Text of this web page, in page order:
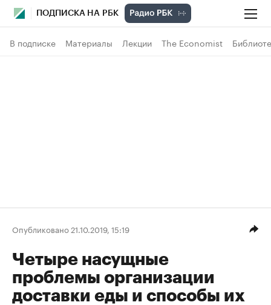
ПОДПИСКА НА РБК
В подписке Материалы Лекции The Economist
Опубликовано 21.10.2019, 15:19
Четыре насущные
проблемы организации
доставки еды и способы их